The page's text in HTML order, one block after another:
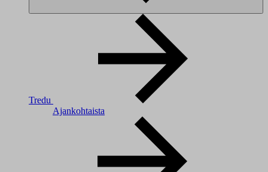
Tredu
Ajankohtaista